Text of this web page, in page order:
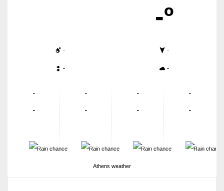
-º
- -
- -
-
-
-
-
-
-
-
-
-
-
-
-
Athens weather